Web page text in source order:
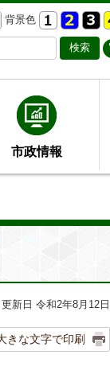
背景色
市政情報
新日 令和2年8月12日
きな文字で印刷